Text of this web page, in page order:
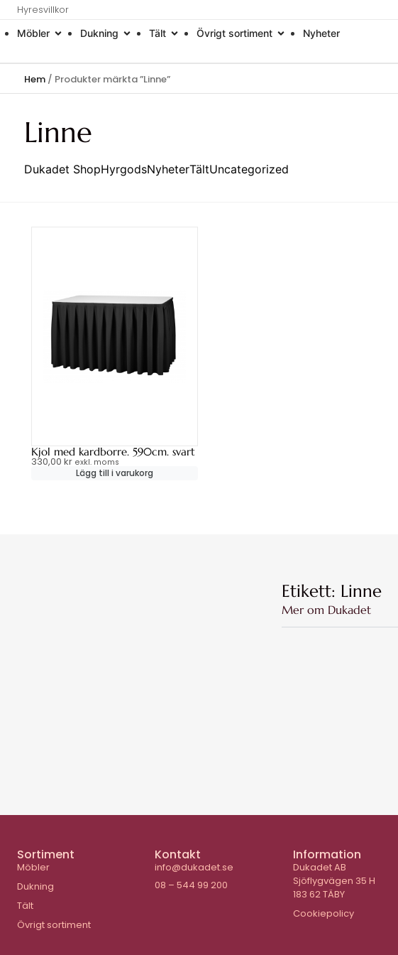
Hyresvillkor
Möbler Dukning Tält Övrigt sortiment Nyheter
Hem/ Produkter märkta ”Linne”
Linne
Dukadet ShopHyrgodsNyheterTältUncategorized
Kjol med kardborre. 590cm. svart
330,00 kr exkl. moms
Lägg till i varukorg
Etikett: Linne
Mer om Dukadet
Sortiment
Möbler
Dukning
Tält
Övrigt sortiment
Kontakt
info@dukadet.se
08 – 544 99 200
Information
Dukadet AB
Sjöflygvägen 35 H
183 62 TÄBY
Cookiepolicy